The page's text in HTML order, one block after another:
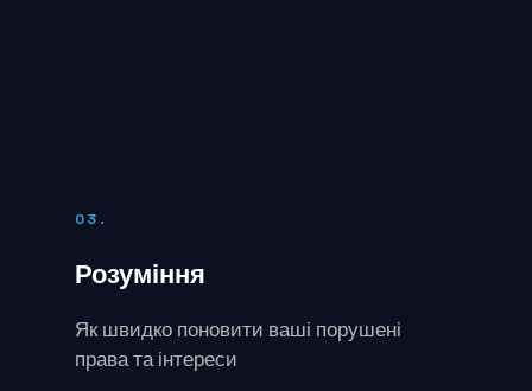
03.
Розуміння
Як швидко поновити ваші порушені
права та інтереси